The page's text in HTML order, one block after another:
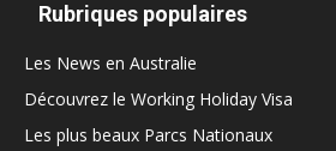
Rubriques populaires
Les News en Australie
Découvrez le Working Holiday Visa
Les plus beaux Parcs Nationaux